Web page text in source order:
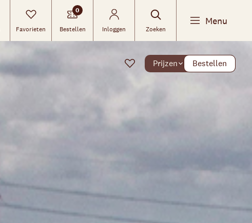
Favorieten
0
Bestellen Inloggen Zoeken
Menu
Prijzen Bestellen